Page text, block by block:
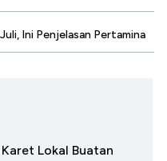
Ini Penjelasan Pertamina
Lokal Buatan